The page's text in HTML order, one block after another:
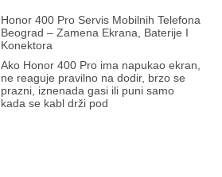
Honor 400 Pro Servis Mobilnih Telefona
Beograd – Zamena Ekrana, Baterije I
Konektora
Ako Honor 400 Pro ima napukao ekran,
ne reaguje pravilno na dodir, brzo se
prazni, iznenada gasi ili puni samo
kada se kabl drži pod